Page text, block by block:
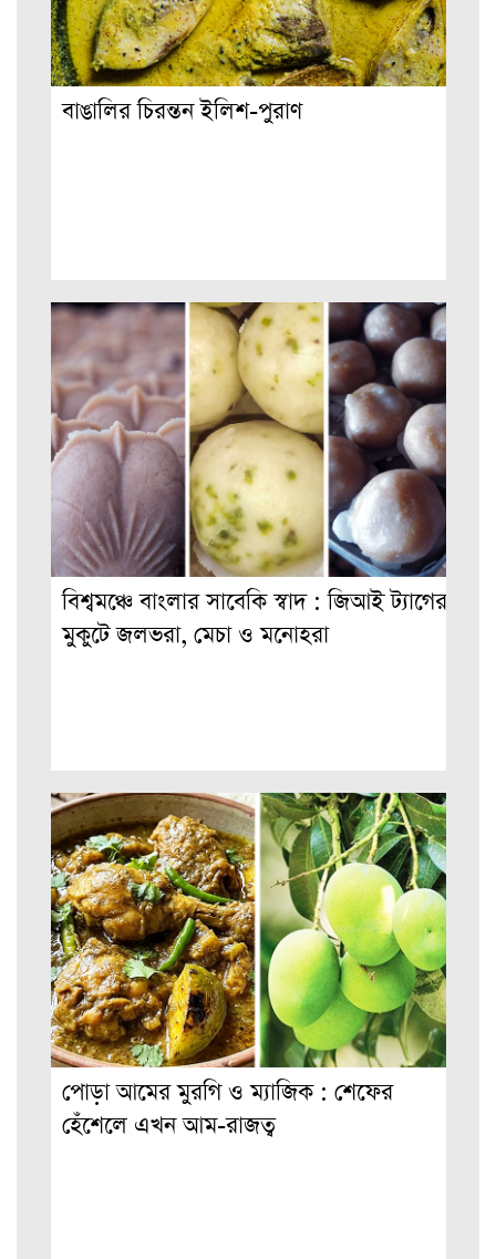
বাঙালির চিরন্তন ইলিশ-পুরাণ
বিশ্বমঞ্চে বাংলার সাবেকি স্বাদ : জিআই ট্যাগের
মুকুটে জলভরা, মেচা ও মনোহরা
পোড়া আমের মুরগি ও ম্যাজিক : শেফের
হেঁশেলে এখন আম-রাজত্ব